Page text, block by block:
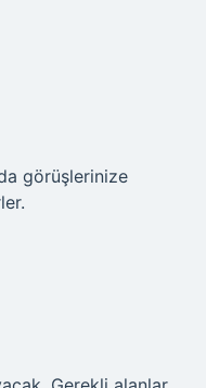
da görüşlerinize